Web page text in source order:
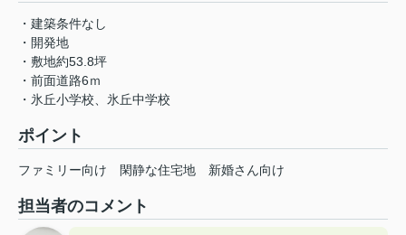
・建築条件なし
・開発地
・敷地約53.8坪
・前面道路6ｍ
・氷丘小学校、氷丘中学校
ポイント
ファミリー向け 閑静な住宅地 新婚さん向け
担当者のコメント